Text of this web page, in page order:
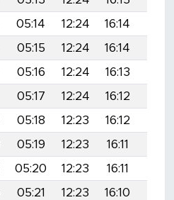
05:14 12:24 16:14
05:15 12:24 16:14
05:16 12:24 16:13
05:17 12:24 16:12
05:18 12:23 16:12
05:19 12:23 16:11
05:20 12:23 16:11
05:21 12:23 16:10